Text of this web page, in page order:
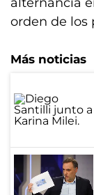
orden de los
Más noticias